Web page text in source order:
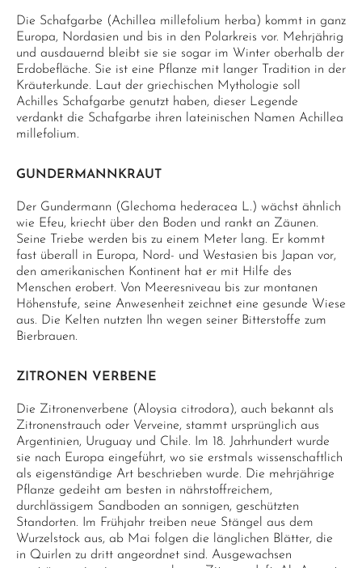
Die Schafgarbe (Achillea millefolium herba) kommt in ganz
Europa, Nordasien und bis in den Polarkreis vor. Mehrjährig
und ausdauernd bleibt sie sie sogar im Winter oberhalb der
Erdobefläche. Sie ist eine Pflanze mit langer Tradition in der
Kräuterkunde. Laut der griechischen Mythologie soll
Achilles Schafgarbe genutzt haben, dieser Legende
verdankt die Schafgarbe ihren lateinischen Namen Achillea
millefolium.
GUNDERMANNKRAUT
Der Gundermann (Glechoma hederacea L.) wächst ähnlich
wie Efeu, kriecht über den Boden und rankt an Zäunen.
Seine Triebe werden bis zu einem Meter lang. Er kommt
fast überall in Europa, Nord- und Westasien bis Japan vor,
den amerikanischen Kontinent hat er mit Hilfe des
Menschen erobert. Von Meeresniveau bis zur montanen
Höhenstufe, seine Anwesenheit zeichnet eine gesunde Wiese
aus. Die Kelten nutzten Ihn wegen seiner Bitterstoffe zum
Bierbrauen.
ZITRONEN VERBENE
Die Zitronenverbene (Aloysia citrodora), auch bekannt als
Zitronenstrauch oder Verveine, stammt ursprünglich aus
Argentinien, Uruguay und Chile. Im 18. Jahrhundert wurde
sie nach Europa eingeführt, wo sie erstmals wissenschaftlich
als eigenständige Art beschrieben wurde. Die mehrjährige
Pflanze gedeiht am besten in nährstoffreichem,
durchlässigem Sandboden an sonnigen, geschützten
Standorten. Im Frühjahr treiben neue Stängel aus dem
Wurzelstock aus, ab Mai folgen die länglichen Blätter, die
in Quirlen zu dritt angeordnet sind. Ausgewachsen